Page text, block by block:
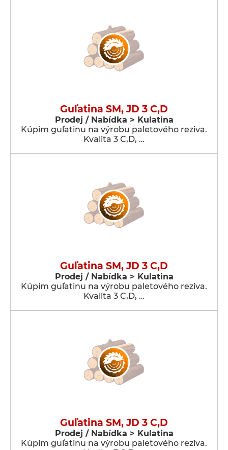
Guľatina SM, JD 3 C,D
Prodej / Nabídka > Kulatina
Kúpim guľatinu na výrobu paletového reziva.
Kvalita 3 C,D, …
Guľatina SM, JD 3 C,D
Prodej / Nabídka > Kulatina
Kúpim guľatinu na výrobu paletového reziva.
Kvalita 3 C,D, …
Guľatina SM, JD 3 C,D
Prodej / Nabídka > Kulatina
Kúpim guľatinu na výrobu paletového reziva.